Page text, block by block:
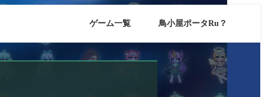
ゲーム一覧 鳥小屋ポータRu？